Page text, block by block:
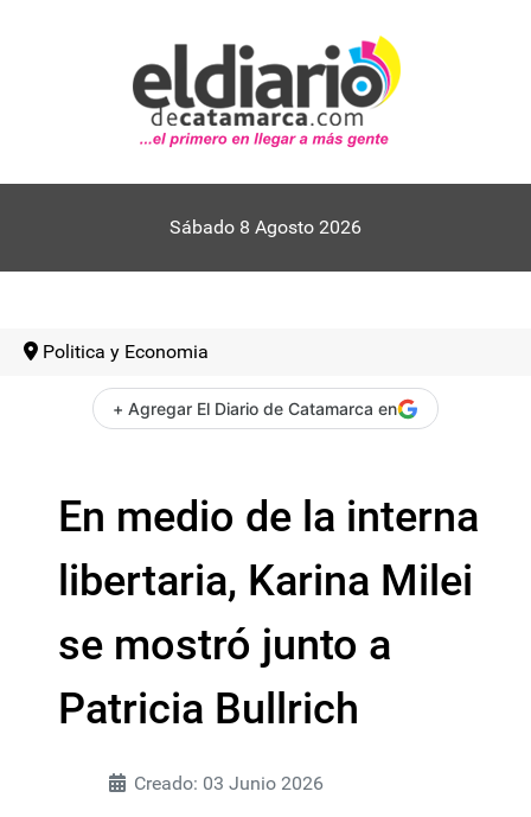
Sábado 8 Agosto 2026
Politica y Economia
+ Agregar El Diario de Catamarca en
En medio de la interna
libertaria, Karina Milei
se mostró junto a
Patricia Bullrich
Creado: 03 Junio 2026